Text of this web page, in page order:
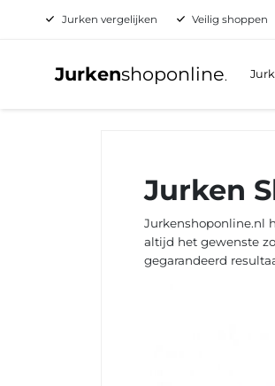
Jurken vergelijken Veilig shoppen
Jurkenshoponline.
Jurken
Jurkenshoponline.nl
altijd het gewenste
gegarandeerd